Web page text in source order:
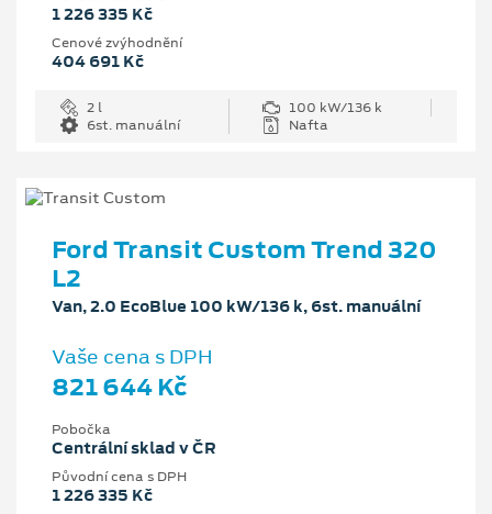
1 226 335 Kč
Cenové zvýhodnění
404 691 Kč
2 l
100 kW/136 k
6st. manuální
Nafta
Ford Transit Custom Trend 320
L2
Van, 2.0 EcoBlue 100 kW/136 k, 6st. manuální
Vaše cena s DPH
821 644 Kč
Pobočka
Centrální sklad v ČR
Původní cena s DPH
1 226 335 Kč